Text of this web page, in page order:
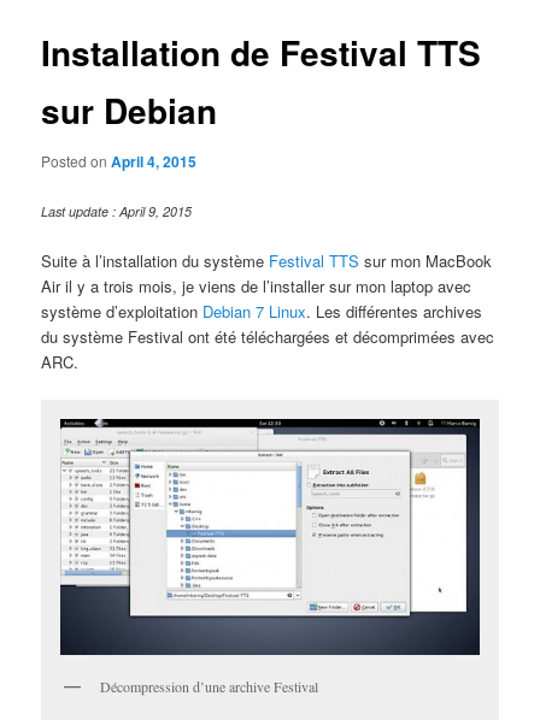
Installation de Festival TTS
sur Debian
Posted onApril 4, 2015
Last update : April 9, 2015
Suite à l’installation du système Festival TTS sur mon MacBook
Air il y a trois mois, je viens de l’installer sur mon laptop avec
système d’exploitation Debian 7 Linux. Les différentes archives
du système Festival ont été téléchargées et décomprimées avec
ARC.
Décompression d’une archive Festival